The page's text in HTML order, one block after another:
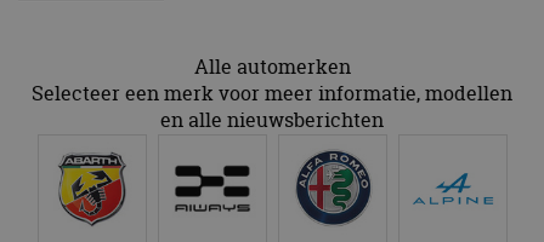
Alle automerken
Selecteer een merk voor meer informatie, modellen
en alle nieuwsberichten
Script.com